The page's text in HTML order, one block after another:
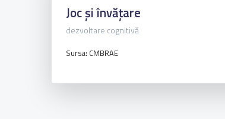
Joc și învățare
dezvoltare cognitivă
Sursa: CMBRAE